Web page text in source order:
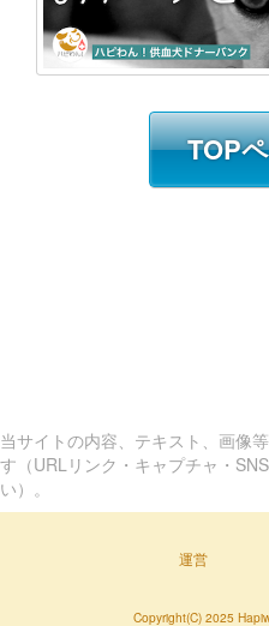
TOP
当サイトの内容、テキスト、画像
す（URLリンク・キャプチャ・
い）。
運営
Copyright(C) 2025